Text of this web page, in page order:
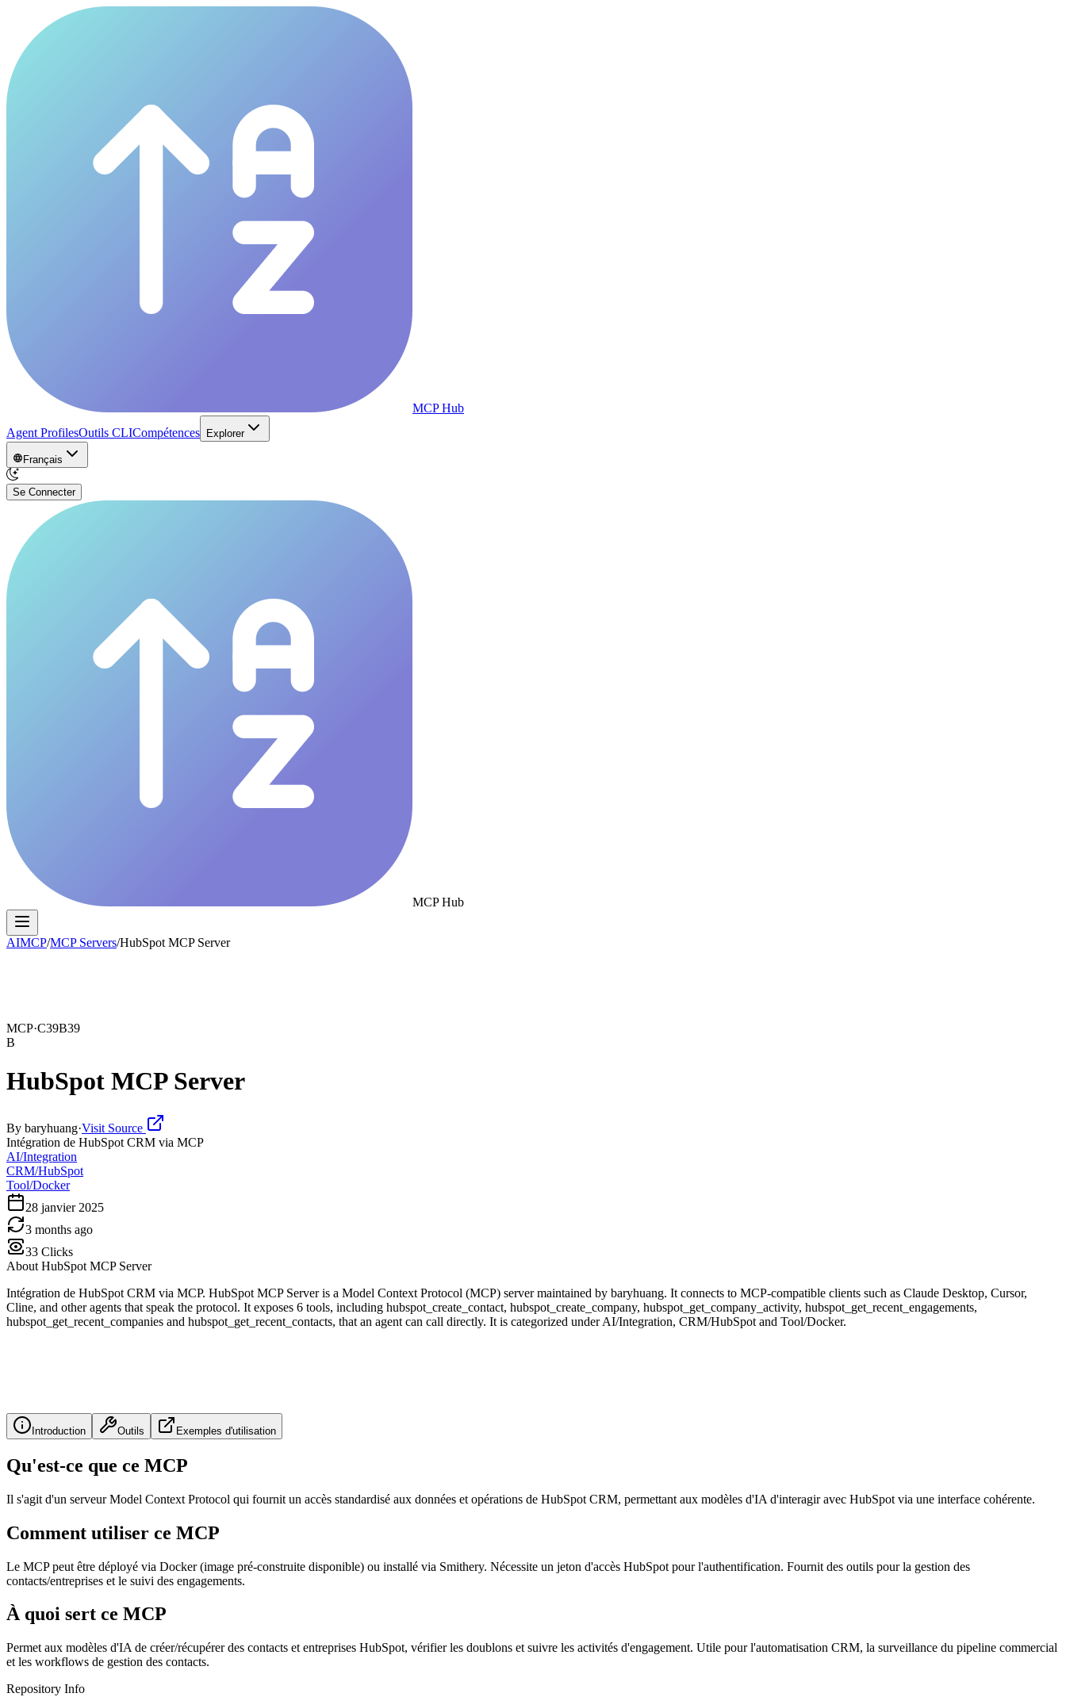
MCP Hub
Agent ProfilesOutils CLICompétences Explorer
Français
Se Connecter
MCP Hub
AIMCP/MCP Servers/HubSpot MCP Server
MCP·C39B39
B
HubSpot MCP Server
By baryhuang·Visit Source
Intégration de HubSpot CRM via MCP
AI/Integration
CRM/HubSpot
Tool/Docker
28 janvier 2025
3 months ago
33 Clicks
About HubSpot MCP Server
Intégration de HubSpot CRM via MCP. HubSpot MCP Server is a Model Context Protocol (MCP) server maintained by baryhuang. It connects to MCP-compatible clients such as Claude Desktop, Cursor,
Cline, and other agents that speak the protocol. It exposes 6 tools, including hubspot_create_contact, hubspot_create_company, hubspot_get_company_activity, hubspot_get_recent_engagements,
hubspot_get_recent_companies and hubspot_get_recent_contacts, that an agent can call directly. It is categorized under AI/Integration, CRM/HubSpot and Tool/Docker.
Introduction Outils Exemples d'utilisation
Qu'est-ce que ce MCP
Il s'agit d'un serveur Model Context Protocol qui fournit un accès standardisé aux données et opérations de HubSpot CRM, permettant aux modèles d'IA d'interagir avec HubSpot via une interface cohérente.
Comment utiliser ce MCP
Le MCP peut être déployé via Docker (image pré-construite disponible) ou installé via Smithery. Nécessite un jeton d'accès HubSpot pour l'authentification. Fournit des outils pour la gestion des
contacts/entreprises et le suivi des engagements.
À quoi sert ce MCP
Permet aux modèles d'IA de créer/récupérer des contacts et entreprises HubSpot, vérifier les doublons et suivre les activités d'engagement. Utile pour l'automatisation CRM, la surveillance du pipeline commercial
et les workflows de gestion des contacts.
Repository Info